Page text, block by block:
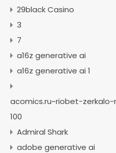
29black Casino
3
7
a16z generative ai
a16z generative ai 1
acomics.ru~riobet-
100
Admiral Shark
adobe generative ai